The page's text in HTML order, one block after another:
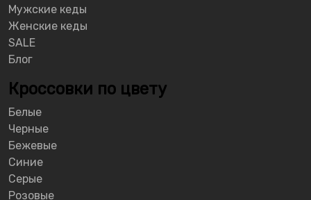
Мужские кеды
Женские кеды
SALE
Блог
Кроссовки по цвету
Белые
Черные
Бежевые
Синие
Серые
Розовые